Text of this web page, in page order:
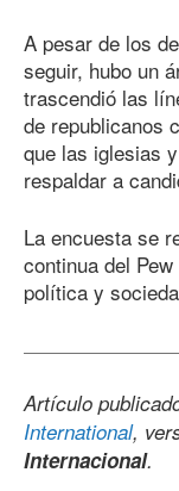
A pesar de los
seguir, hubo un
trascendió las
de republicanos
que las iglesias
respaldar a
La encuesta se
continua del
política y
Artículo
International,
Internacional.